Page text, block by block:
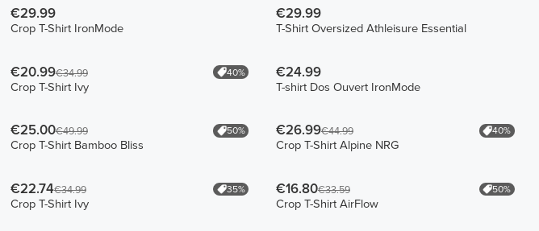
€29.99
Crop T-Shirt IronMode
€29.99
T-Shirt Oversized Athleisure Essential
€20.99€34.99 40%
Crop T-Shirt Ivy
€24.99
T-shirt Dos Ouvert IronMode
€25.00€49.99 50%
Crop T-Shirt Bamboo Bliss
€26.99€44.99 40%
Crop T-Shirt Alpine NRG
€22.74€34.99 35%
Crop T-Shirt Ivy
€16.80€33.59 50%
Crop T-Shirt AirFlow